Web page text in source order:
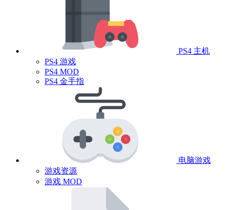
PS4 主机
PS4 游戏
PS4 MOD
PS4 金手指
电脑游戏
游戏资源
游戏 MOD